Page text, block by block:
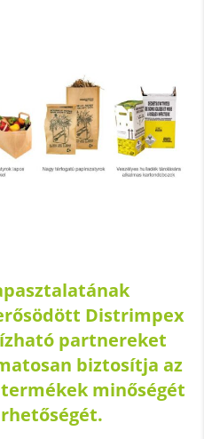
Distrimpex
partnereket
biztosítja az
minőségét